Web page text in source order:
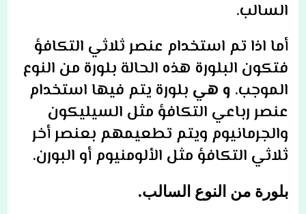
السالب.
أما اذا تم استخدام عنصر ثلاثي التكافؤ
فتكون البلورة هذه الحالة بلورة من النوع
الموجب. و هي بلورة يتم فيها استخدام
عنصر رباعي التكافؤ مثل السيليكون
والجرمانيوم ويتم تطعيمهم بعنصر أخر
ثلاثي التكافؤ مثل الألومنيوم أو البورن.
بلورة من النوع السالب.